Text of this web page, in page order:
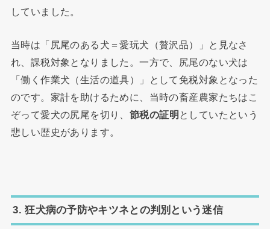
していました。
当時は「尻尾のある犬＝愛玩犬（贅沢品）」と見なさ
れ、課税対象となりました。一方で、尻尾のない犬は
「働く作業犬（生活の道具）」として免税対象となった
のです。家計を助けるために、当時の畜産農家たちはこ
ぞって愛犬の尻尾を切り、 節税の証明 としていたという
悲しい歴史があります。
3. 狂犬病の予防やキツネとの判別という迷信